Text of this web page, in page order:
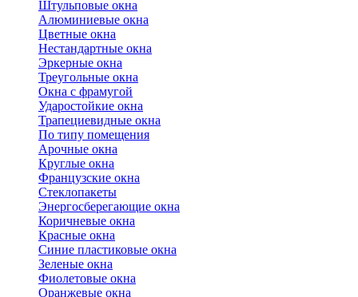
Штульповые окна
Алюминиевые окна
Цветные окна
Нестандартные окна
Эркерные окна
Треугольные окна
Окна с фрамугой
Ударостойкие окна
Трапециевидные окна
По типу помещения
Арочные окна
Круглые окна
Французские окна
Стеклопакеты
Энергосберегающие окна
Коричневые окна
Красные окна
Синие пластиковые окна
Зеленые окна
Фиолетовые окна
Оранжевые окна